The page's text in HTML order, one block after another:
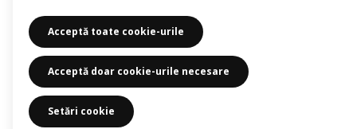
Acceptă toate cookie-urile
Acceptă doar cookie-urile necesare
Setări cookie